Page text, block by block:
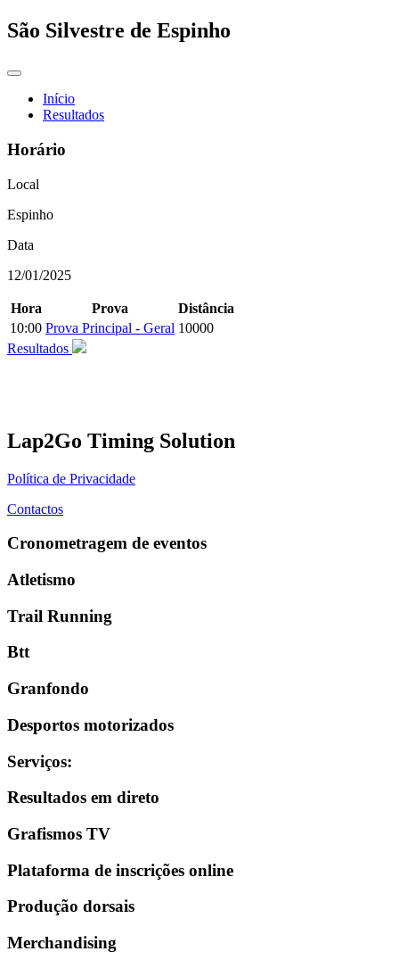
São Silvestre de Espinho
Início
Resultados
Horário
Local
Espinho
Data
12/01/2025
Hora Prova
Distância
10:00 Prova Principal - Geral 10000
Resultados
Lap2Go Timing Solution
Política de Privacidade
Contactos
Cronometragem de eventos
Atletismo
Trail Running
Btt
Granfondo
Desportos motorizados
Serviços:
Resultados em direto
Grafismos TV
Plataforma de inscrições online
Produção dorsais
Merchandising